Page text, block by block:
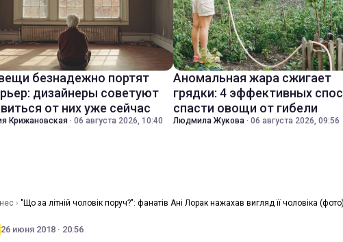
безнадежно портят
дизайнеры советуют
от них уже сейчас
Крижановская · 06 августа 2026, 10:40
Аномальная жара сжигает
грядки: 4 эффективных
спасти овощи от гибели
Людмила Жукова · 06 августа 2026, 09:56
› "Що за літній чоловік поруч?": фанатів Ані Лорак нажахав вигляд її чоловіка
26 июня 2018 · 20:56